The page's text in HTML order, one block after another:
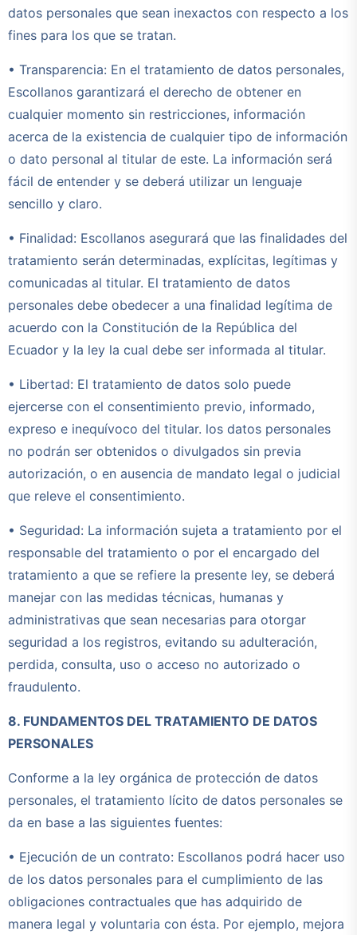
datos personales que sean inexactos con respecto a los
fines para los que se tratan.
• Transparencia: En el tratamiento de datos personales,
Escollanos garantizará el derecho de obtener en
cualquier momento sin restricciones, información
acerca de la existencia de cualquier tipo de información
o dato personal al titular de este. La información será
fácil de entender y se deberá utilizar un lenguaje
sencillo y claro.
• Finalidad: Escollanos asegurará que las finalidades del
tratamiento serán determinadas, explícitas, legítimas y
comunicadas al titular. El tratamiento de datos
personales debe obedecer a una finalidad legítima de
acuerdo con la Constitución de la República del
Ecuador y la ley la cual debe ser informada al titular.
• Libertad: El tratamiento de datos solo puede
ejercerse con el consentimiento previo, informado,
expreso e inequívoco del titular. los datos personales
no podrán ser obtenidos o divulgados sin previa
autorización, o en ausencia de mandato legal o judicial
que releve el consentimiento.
• Seguridad: La información sujeta a tratamiento por el
responsable del tratamiento o por el encargado del
tratamiento a que se refiere la presente ley, se deberá
manejar con las medidas técnicas, humanas y
administrativas que sean necesarias para otorgar
seguridad a los registros, evitando su adulteración,
perdida, consulta, uso o acceso no autorizado o
fraudulento.
8. FUNDAMENTOS DEL TRATAMIENTO DE DATOS
PERSONALES
Conforme a la ley orgánica de protección de datos
personales, el tratamiento lícito de datos personales se
da en base a las siguientes fuentes:
• Ejecución de un contrato: Escollanos podrá hacer uso
de los datos personales para el cumplimiento de las
obligaciones contractuales que has adquirido de
manera legal y voluntaria con ésta. Por ejemplo, mejora